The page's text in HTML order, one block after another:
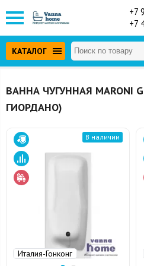
+7
+7
КАТАЛОГ
ВАННА ЧУГУННАЯ MARONI
ГИОРДАНО)
Италия-Гонконг
В наличии